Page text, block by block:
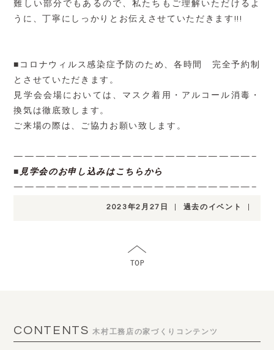
難しい部分でもあるので、私たちもご理解いただけるよ
うに、丁寧にしっかりとお伝えさせていただきます!!!
■コロナウィルス感染症予防のため、各時間 完全予約制
とさせていただきます。
見学会会場においては、マスク着用・アルコール消毒・
換気は徹底致します。
ご来場の際は、ご協力お願い致します。
——————————————————————–
■ 見学会のお申し込みはこちらから
——————————————————————–
2023年2月27日 過去のイベント
CONTENTS 木村工務店の家づくりコンテンツ